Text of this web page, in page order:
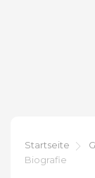
Startseite
Biografie